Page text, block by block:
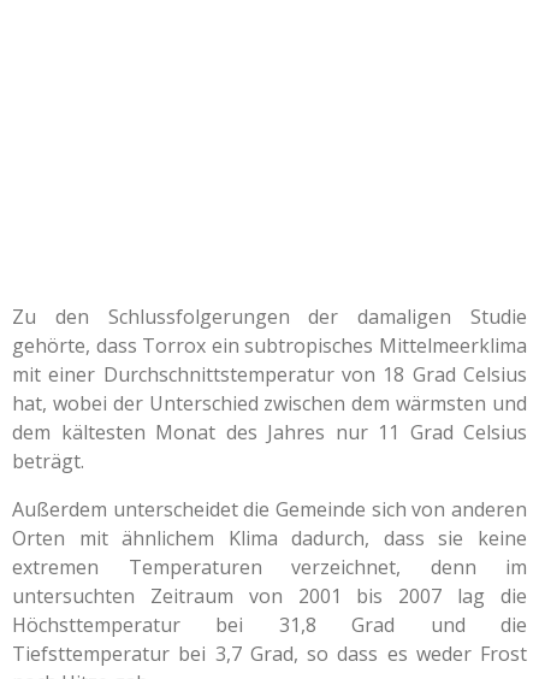
Zu den Schlussfolgerungen der damaligen Studie
gehörte, dass Torrox ein subtropisches Mittelmeerklima
mit einer Durchschnittstemperatur von 18 Grad Celsius
hat, wobei der Unterschied zwischen dem wärmsten und
dem kältesten Monat des Jahres nur 11 Grad Celsius
beträgt.
Außerdem unterscheidet die Gemeinde sich von anderen
Orten mit ähnlichem Klima dadurch, dass sie keine
extremen Temperaturen verzeichnet, denn im
untersuchten Zeitraum von 2001 bis 2007 lag die
Höchsttemperatur bei 31,8 Grad und die
Tiefsttemperatur bei 3,7 Grad, so dass es weder Frost